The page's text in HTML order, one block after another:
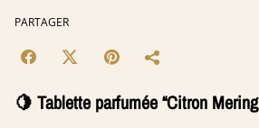
PARTAGER
🍋 Tablette parfumée “Citron